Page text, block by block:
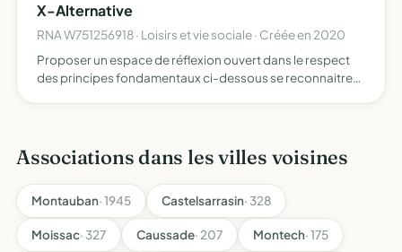
X-Alternative
RNA W751256918 · Loisirs et vie sociale · Créée en 2020
Proposer un espace de réflexion ouvert dans le respect
des principes fondamentaux ci-dessous se reconnaitre
Associations dans les villes voisines
Montauban· 1945 Castelsarrasin· 328
Moissac· 327 Caussade· 207 Montech· 175